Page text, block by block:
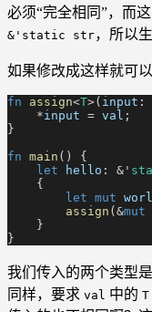
必须“完全相同”，而
&'static str，所以
如果修改成这样就可
fn assign<T>( input :
    *
input = val ;
}
fn main () {
    let
hello : &'
    {
        let mut
        assign
(&mut
    }
}
我们传入的两个类型是
同样，要求 val 中的 T